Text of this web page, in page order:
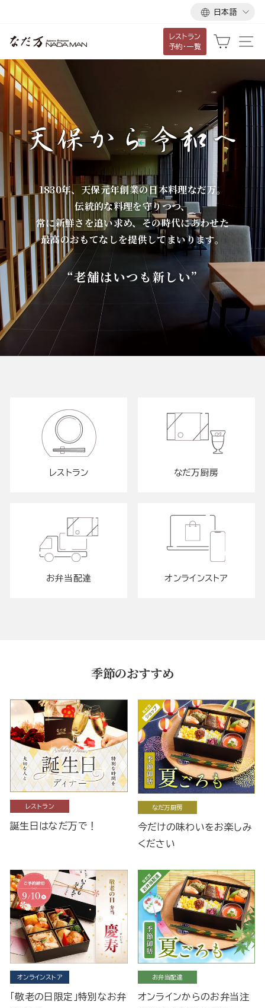
し
て
テ
動
す
言
語
日本語
な
万
レストラン
予約・一覧
カート
1830年、天保元年創業の日本料理なだ万。
伝統的な料理を守りつつ、
常に新鮮さを追い求め、その時代にあわせた
最高のおもてなしを提供してまいります。
“老舗はいつも新しい”
レストラン なだ万厨房
お弁当配達 オンラインストア
季節のおすすめ
レストラン
誕生日はなだ万で！
なだ万厨房
今だけの味わいをお楽しみ
ください
オンラインストア
「敬老の日限定」特別なお弁
お弁当配達
オンラインからのお弁当注